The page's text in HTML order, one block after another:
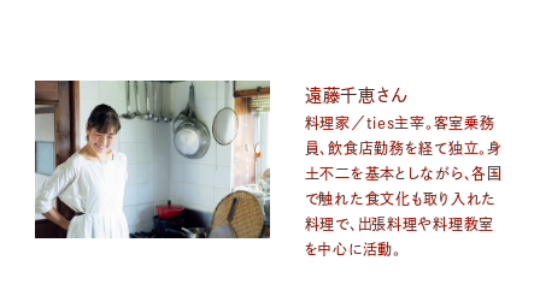
遠藤千恵さん
料理家／ties主宰。客室乗務
員、飲食店勤務を経て独立。身
土不二を基本としながら、各国
で触れた食文化も取り入れた
料理で、出張料理や料理教室
を中心に活動。